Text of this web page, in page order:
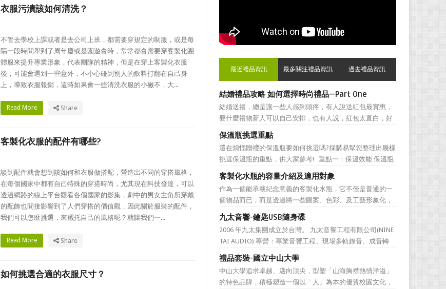
衣服污漬該如何清洗？
不管去學校上課或者是去公司上班，都需要穿規定的制服，或是每
隔一段時間舉到了周年慶或是園遊會時，常常都會需要穿客製化團
體服來提升專業形象，代表團隊的精神，但是在穿上客製化衣服
後，可能會遇到一些意外，不小心碰到別人的飲料打翻在自己身
上，導致衣服報銷，這時如果會一些清洗衣服的小撇不，大...
Read More Share
客製化衣服的配件有哪些?
談到配件就會想到該如何和衣服做搭配，營造出不同的穿搭風格，
在每個國家中都有自己特殊的穿搭時尚，尤其現在科技發達，可以
透過網路的線上平台觀看各個國家的影集，劇中的男女主角所穿戴
的配飾也間接影響到了人們穿搭的價值觀，因此關於服裝的配件，
我們可以怎麼挑選，來襯托自己的風格呢？就讓我們一...
Read More Share
如何挑選合適的衣服尺寸？
最近禮品資訊 最多關注禮品資訊 過去禮品資訊
結婚禮品攻略 如何選擇時尚禮品—Part One
結婚送禮，總是讓一些人感到頭疼，有人說送紅包最實惠，
要什麼禮物新人可以自己安排，也有人說，紅包太直白，好
朋友之間還是禮物顯得更加親密。然而，挑選結婚禮物卻一
直是許多人最棘手的任務，送得不好反而怕有影響友誼什麼
的。下面為大家準備的一份簡單的結婚禮品攻略，希望能為
大家排憂解難吧! ...
保溫瓶挑選重點
還在煩惱贈禮的保溫瓶要如何挑選嗎?採購易幫您整理出幾樣
挑選保溫瓶的重點，供大家參考! 重點一：保溫效能 保溫瓶
的包裝外盒或說明書上會標示保溫數據，建議挑選至少6hr且
>68℃的保溫瓶。 重點二：開蓋種類 一鍵開蓋v.s.旋轉開蓋
若使用者會在駕駛期間飲水，則必須...
客製化水瓶的容量介紹及適用對象
作為一個能承載紀念意義的客製化水瓶，它不僅是普通的一
個物品而已，而是透過將一些圖案、色彩、及工藝形象化，
來象徵公司的特有文化。它塑造了公司的品牌，也體現公司
的特色，同時也能表達對於接受贈禮方的感激之情。此外，
作為一樣每天都會用到的必需品，水瓶也含有虛懷若谷、有
容乃大的寓意，適合做...
九太音響-鑰匙USB隨身碟
2006 年九太集團成立於台灣。 九太音響工程有限公司(NINE
TAI AUDIO) 專營：專業音響工程、現場多軌錄音、成音轉
播、音響樂器租賃、工程製作、器材買賣。 2017年，九太企
業滿十週年了！為慶祝九太音響成立十週年，九太音響向 採
購易客製化禮品公司 訂購了一款 鑰匙...
禮品套裝-國立中山大學
中山大學追求卓越、邁向頂尖，型塑「山海胸襟熱情洋溢」
的特色品牌，積極塑造一個以「人」為本的優質校園文化，